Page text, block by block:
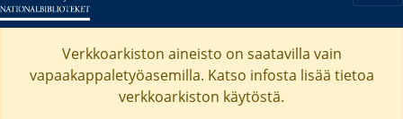
Verkkoarkiston aineisto on saatavilla vain
vapaakappaletyöasemilla. Katso infosta lisää tietoa
verkkoarkiston käytöstä.